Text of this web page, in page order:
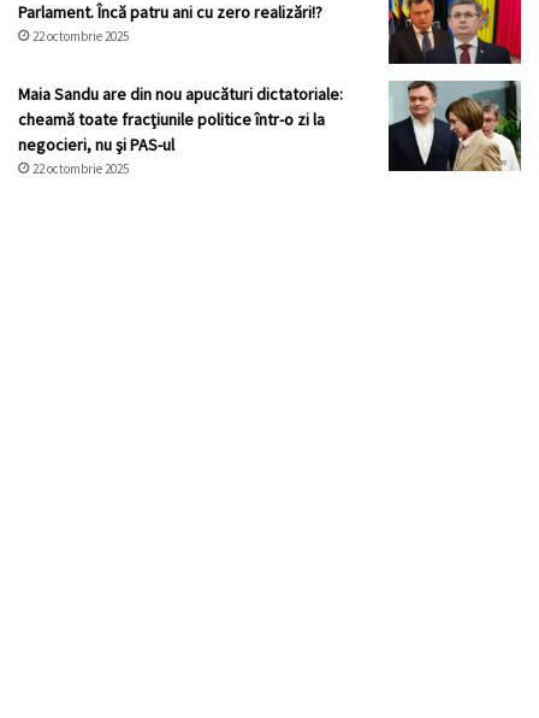
Parlament. Încă patru ani cu zero realizări!?
22 octombrie 2025
Maia Sandu are din nou apucături dictatoriale:
cheamă toate fracţiunile politice într-o zi la
negocieri, nu şi PAS-ul
22 octombrie 2025